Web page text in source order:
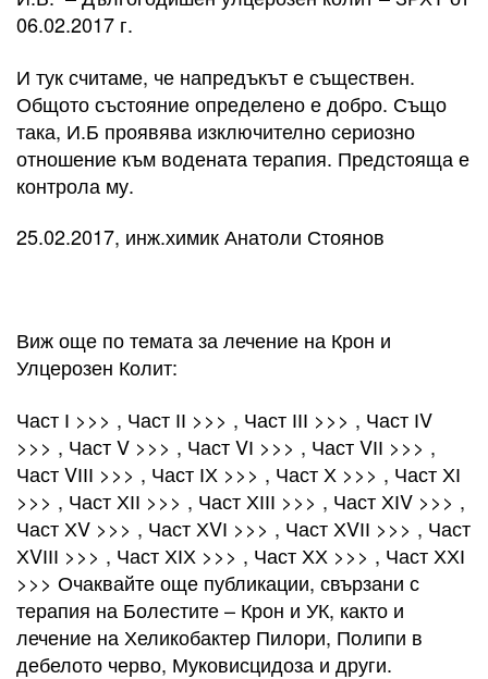
06.02.2017 г.
И тук считаме, че напредъкът е съществен.
Общото състояние определено е добро. Също
така, И.Б проявява изключително сериозно
отношение към водената терапия. Предстояща е
контрола му.
25.02.2017, инж.химик Анатоли Стоянов
Виж още по темата за лечение на Крон и
Улцерозен Колит:
Част І >>> , Част ІІ >>> , Част ІІІ >>> , Част ІV
>>> , Част V >>> , Част VІ >>> , Част VІІ >>> ,
Част VІІІ >>> , Част ІХ >>> , Част Х >>> , Част ХІ
>>> , Част ХІІ >>> , Част ХІІІ >>> , Част ХІV >>> ,
Част ХV >>> , Част ХVІ >>> , Част ХVІІ >>> , Част
ХVІІІ >>> , Част ХІХ >>> , Част ХХ >>> , Част ХХІ
>>> Очаквайте още публикации, свързани с
терапия на Болестите – Крон и УК, както и
лечение на Хеликобактер Пилори, Полипи в
дебелото черво, Муковисцидоза и други.